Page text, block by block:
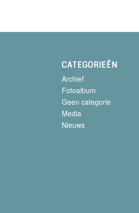
CATEGORIEËN
Archief
Fotoalbum
Geen categorie
Media
Nieuws